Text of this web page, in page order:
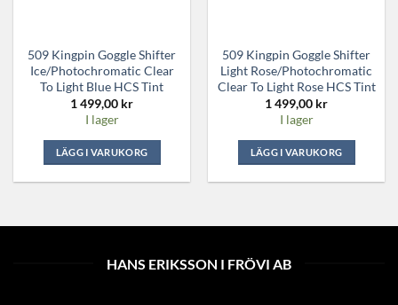
509 Kingpin Goggle Shifter
Ice/Photochromatic Clear
To Light Blue HCS Tint
1 499,00 kr
I lager
LÄGG I VARUKORG
509 Kingpin Goggle Shifter
Light Rose/Photochromatic
Clear To Light Rose HCS Tint
1 499,00 kr
I lager
LÄGG I VARUKORG
HANS ERIKSSON I FRÖVI AB